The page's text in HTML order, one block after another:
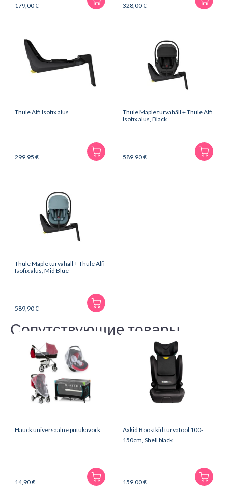
179,00€ 328,00€
Thule Alfi Isofix alus
299,95 €
Thule Maple turvahäll + Thule Alfi
Isofix alus, Black
589,90€
Thule Maple turvahäll + Thule Alfi
Isofix alus, Mid Blue
589,90€
Сопутствующие товары
Hauck universaalne putukavõrk
14,90€
Axkid Boostkid turvatool 100-
150cm, Shell black
159,00€